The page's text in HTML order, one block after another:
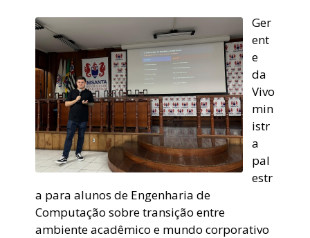
Ger
ent
e
da
Vivo
min
istr
a
pal
estr
a para alunos de Engenharia de
Computação sobre transição entre
ambiente acadêmico e mundo corporativo